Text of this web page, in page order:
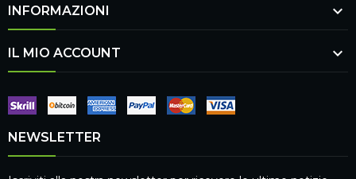
INFORMAZIONI 
IL MIO ACCOUNT 
NEWSLETTER